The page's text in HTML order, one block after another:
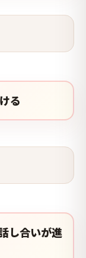
る
し合いが進